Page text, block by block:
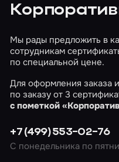
Мы рады предложить в
сотрудникам
по специальной цене.
Для оформления заказа
по заказу от 3
c пометкой
+7 (499) 553-02-76
С понедельника по